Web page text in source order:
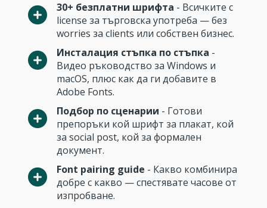
30+ безплатни шрифта - Всичките с
license за търговска употреба — без
worries за clients или собствен бизнес.
Инсталация стъпка по стъпка -
Видео ръководство за Windows и
macOS, плюс как да ги добавите в
Adobe Fonts.
Подбор по сценарии - Готови
препоръки кой шрифт за плакат, кой
за social post, кой за формален
документ.
Font pairing guide - Какво комбинира
добре с какво — спестявате часове от
изпробване.